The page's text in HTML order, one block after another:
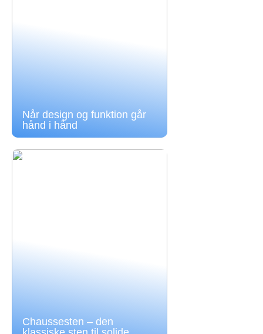
Når design og funktion går
hånd i hånd
Chaussesten – den